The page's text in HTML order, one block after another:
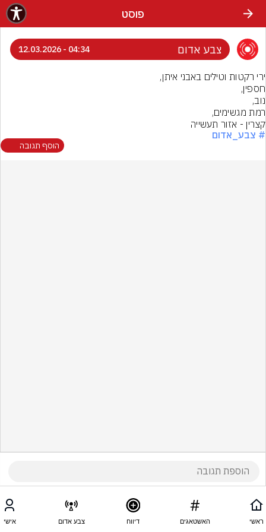
פוסט
צבע אדום 04:34 - 12.03.2026
קצרין - אזור תעשייה
# צבע_אדום
הוסף תגובה
ראשי האשטאגים דיווח צבע אדום אישי